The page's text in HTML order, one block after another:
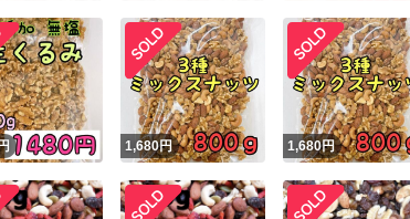
1,680円 1,680円